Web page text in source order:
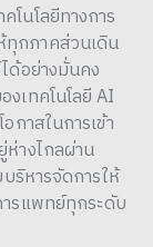
โนโลยีทางการ
กภาคส่วนเดิน
ด้อย่างมั่นคง
เทคโนโลยี AI
กาสในการเข้า
างไกลผ่าน
ริหารจัดการให้
รแพทย์ทุกระดับ